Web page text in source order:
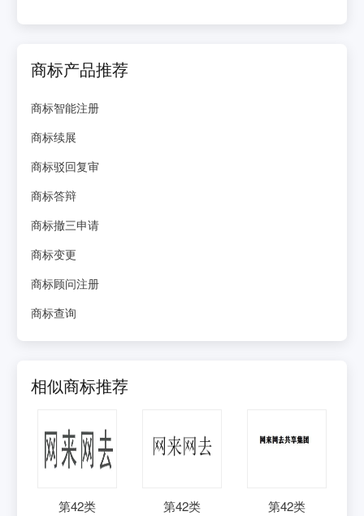
商标产品推荐
商标智能注册
商标续展
商标驳回复审
商标答辩
商标撤三申请
商标变更
商标顾问注册
商标查询
相似商标推荐
第42类 第42类 第42类